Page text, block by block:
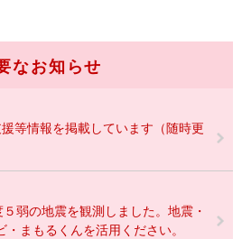
なお知らせ
等情報を掲載しています（随時更
弱の地震を観測しました。地震・
まもるくんを活用ください。